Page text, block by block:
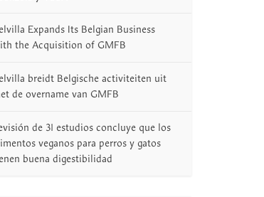
Expands Its Belgian Business
the Acquisition of GMFB
breidt Belgische activiteiten uit
de overname van GMFB
de 31 estudios concluye que los
veganos para perros y gatos
buena digestibilidad